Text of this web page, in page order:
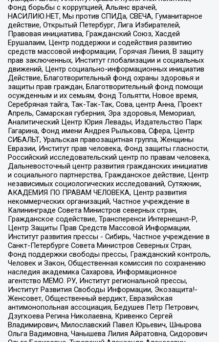
Фонд борьбы с коррупцией, Альянс врачей,
НАСИЛИЮ.НЕТ, Мы против СПИДа, СВЕЧА, Гуманитарное
действие, Открытый Петербург, Лига Избирателей,
Правовая инициатива, Гражданский Союз, Хасдей
Ерушалаим, Центр поддержки и содействия развитию
средств массовой информации, Горячая Линия, В защиту
прав заключенных, Институт глобализации и социальных
движений, Центр социально-информационных инициатив
Действие, Благотворительный фонд охраны здоровья и
защиты прав граждан, Благотворительный фонд помощи
осужденным и их семьям, Фонд Тольятти, Новое время,
Серебряная тайга, Так-Так-Так, Сова, центр Анна, Проект
Апрель, Самарская губерния, Эра здоровья, Мемориал,
Аналитический Центр Юрия Левады, Издательство Парк
Гагарина, Фонд имени Андрея Рылькова, Сфера, Центр
СИБАЛЬТ, Уральская правозащитная группа, Женщины
Евразии, Институт прав человека, Фонд защиты гласности,
Российский исследовательский центр по правам человека,
Дальневосточный центр развития гражданских инициатив
и социального партнерства, Гражданское действие, Центр
независимых социологических исследований, Сутяжник,
АКАДЕМИЯ ПО ПРАВАМ ЧЕЛОВЕКА, Центр развития
некоммерческих организаций, Частное учреждение в
Калининграде Совета Министров северных стран,
Гражданское содействие, Трансперенси Интернешнл-Р,
Центр Защиты Прав Средств Массовой Информации,
Институт развития прессы - Сибирь, Частное учреждение в
Санкт-Петербурге Совета Министров Северных Стран,
Фонд поддержки свободы прессы, Гражданский контроль,
Человек и Закон, Общественная комиссия по сохранению
наследия академика Сахарова, Информационное
агентство МЕМО. РУ, Институт региональной прессы,
Институт Развития Свободы Информации, Экозащита!-
Женсовет, Общественный вердикт, Евразийская
антимонопольная ассоциация, Бедушев Петр Петрович,
Дзугкоева Регина Николаевна, Кривенко Сергей
Владимирович, Милославский Павел Юрьевич, Шнырова
Ольга Вадимовна, Чанышева Лилия Айратовна, Сидорович